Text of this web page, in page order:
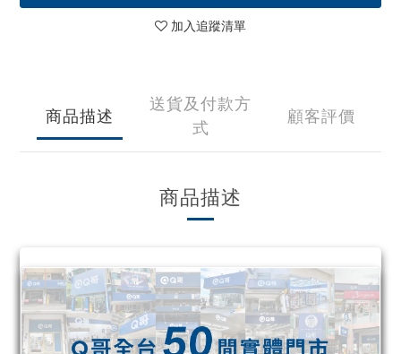
加入追蹤清單
商品描述
送貨及付款方
式
顧客評價
商品描述